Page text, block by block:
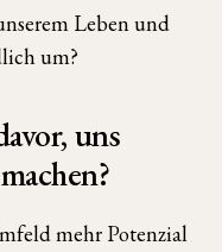
Leben und
um?
uns
mehr Potenzial